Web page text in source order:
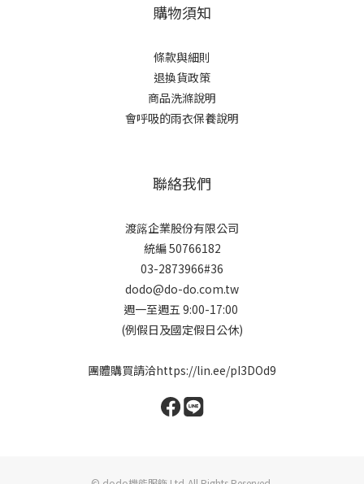
購物須知
條款與細則
退換貨政策
商品洗滌說明
會呼吸的雨衣保養說明
聯絡我們
渡簬企業股份有限公司
統編 50766182
03-2873966#36
dodo@do-do.com.tw
週一至週五 9:00-17:00
(例假日及國定假日公休)
團體購買請洽https://lin.ee/pI3DOd9